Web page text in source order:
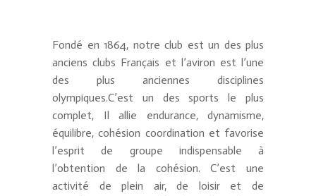
Fondé en 1864, notre club est un des plus
anciens clubs Français et l’aviron est l’une
des plus anciennes disciplines
olympiques.C’est un des sports le plus
complet, Il allie endurance, dynamisme,
équilibre, cohésion coordination et favorise
l’esprit de groupe indispensable à
l’obtention de la cohésion. C’est une
activité de plein air, de loisir et de